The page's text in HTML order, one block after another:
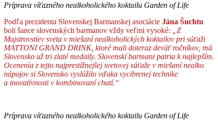
Príprava víťazného nealkoholického koktailu Garden of Life
Podľa prezidenta Slovenskej Barmanskej asociácie Jána Šuchtu
boli šance slovenských barmanov vždy veľmi vysoké: „Z
Majstrovstiev sveta v miešaní nealkoholických koktailov pri súťaži
MATTONI GRAND DRINK, ktoré mali doteraz deväť ročníkov, má
Slovensko už tri zlaté medaily. Slovenskí barmani patria k najlepším.
Ocenenia z tejto najprestížnejšej svetovej súťaže v miešaní nealko
nápojov si Slovensko vyslúžilo vďaka vycibrenej technike
a inovatívnosti v kombinovaní chutí.“
Príprava víťazného nealkoholického koktailu Garden of Life